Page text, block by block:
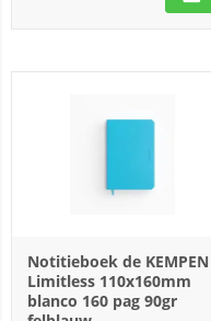
Notitieboek de KEMPEN
Limitless 110x160mm
blanco 160 pag 90gr